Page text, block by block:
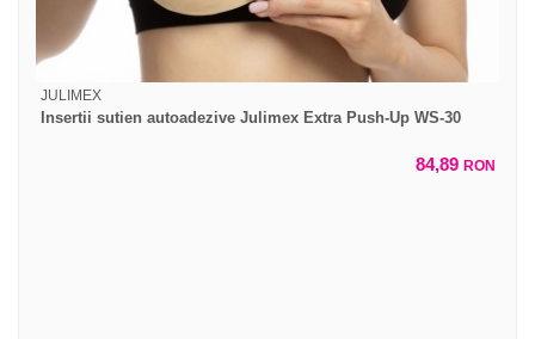
JULIMEX
Insertii sutien autoadezive Julimex Extra Push-Up WS-30
84,89 RON